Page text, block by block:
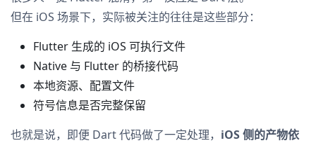
但在 iOS 场景下，实际被关注的往往是这些部分：
Flutter 生成的 iOS 可执行文件
Native 与 Flutter 的桥接代码
本地资源、配置文件
符号信息是否完整保留
也就是说，即便 Dart 代码做了一定处理， iOS 侧的产物依